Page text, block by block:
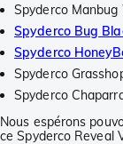
Spyderco
Spyderco Bug
Spyderco
Spyderco
Spyderco
Nous espérons
ce Spyderco Reveal